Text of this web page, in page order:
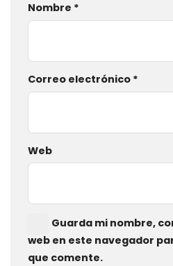
Nombre *
Correo electrónico *
Web
Guarda mi nombre,
web en este navegador
que comente.